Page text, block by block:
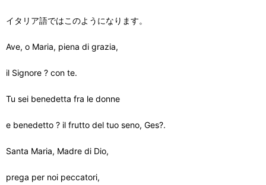
イタリア語ではこのようになります。
Ave, o Maria, piena di grazia,
il Signore ? con te.
Tu sei benedetta fra le donne
e benedetto ? il frutto del tuo seno, Ges?.
Santa Maria, Madre di Dio,
prega per noi peccatori,